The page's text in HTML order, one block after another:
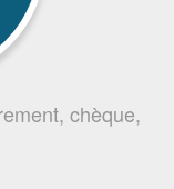
chèque,